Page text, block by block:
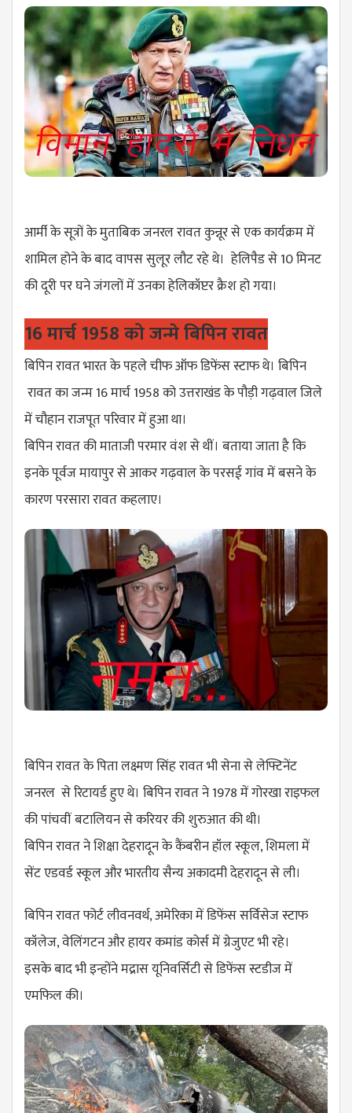
आर्मी के सूत्रों के मुताबिक जनरल रावत कुन्नूर से एक कार्यक्रम में
शामिल होने के बाद वापस सुलूर लौट रहे थे। हेलिपैड से 10 मिनट
की दूरी पर घने जंगलों में उनका हेलिकॉप्टर क्रैश हो गया।
16 मार्च 1958 को जन्मे बिपिन रावत
बिपिन रावत भारत के पहले चीफ ऑफ डिफेंस स्टाफ थे। बिपिन
रावत का जन्म 16 मार्च 1958 को उत्तराखंड के पौड़ी गढ़वाल जिले
में चौहान राजपूत परिवार में हुआ था।
बिपिन रावत की माताजी परमार वंश से थीं। बताया जाता है कि
इनके पूर्वज मायापुर से आकर गढ़वाल के परसई गांव में बसने के
कारण परसारा रावत कहलाए।
बिपिन रावत के पिता लक्ष्मण सिंह रावत भी सेना से लेफ्टिनेंट
जनरल से रिटायर्ड हुए थे। बिपिन रावत ने 1978 में गोरखा राइफल
की पांचवीं बटालियन से करियर की शुरुआत की थी।​
बिपिन रावत ने शिक्षा देहरादून के कैंबरीन हॉल स्कूल, शिमला में
सेंट एडवर्ड स्कूल और भारतीय सैन्य अकादमी देहरादून से ली।
बिपिन रावत फोर्ट लीवनवर्थ, अमेरिका में डिफेंस सर्विसेज स्टाफ
कॉलेज, वेलिंगटन और हायर कमांड कोर्स में ग्रेजुएट भी रहे।
इसके बाद भी इन्होंने मद्रास यूनिवर्सिटी से डिफेंस स्टडीज में
एमफिल की।